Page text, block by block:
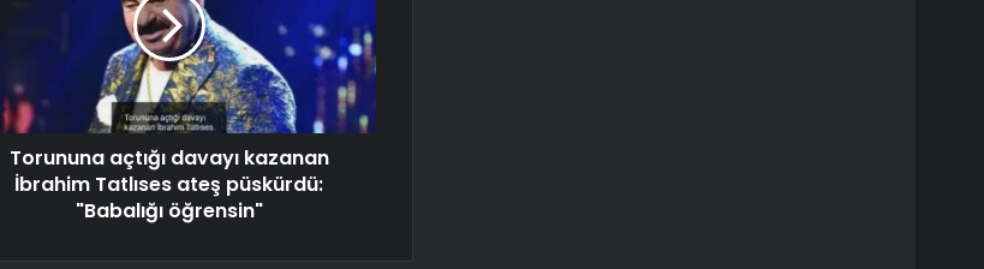
Torununa açtığı davayı kazanan
İbrahim Tatlıses ateş püskürdü:
"Babalığı öğrensin"